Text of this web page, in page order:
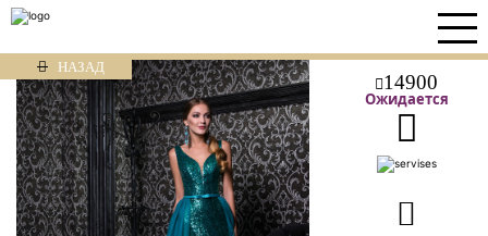
НАЗАД
14900
Ожидается